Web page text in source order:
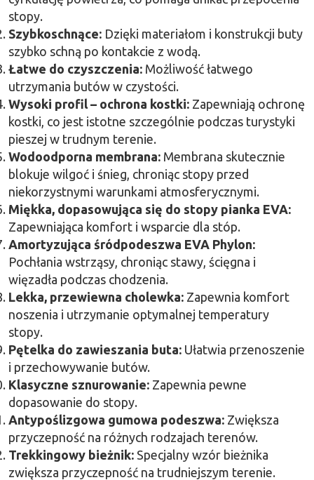
stopy.
Szybkoschnące: Dzięki materiałom i konstrukcji buty
szybko schną po kontakcie z wodą.
Łatwe do czyszczenia: Możliwość łatwego
utrzymania butów w czystości.
Wysoki profil – ochrona kostki: Zapewniają ochronę
kostki, co jest istotne szczególnie podczas turystyki
pieszej w trudnym terenie.
Wodoodporna membrana: Membrana skutecznie
blokuje wilgoć i śnieg, chroniąc stopy przed
niekorzystnymi warunkami atmosferycznymi.
Miękka, dopasowująca się do stopy pianka EVA:
Zapewniająca komfort i wsparcie dla stóp.
Amortyzująca śródpodeszwa EVA Phylon:
Pochłania wstrząsy, chroniąc stawy, ścięgna i
więzadła podczas chodzenia.
Lekka, przewiewna cholewka: Zapewnia komfort
noszenia i utrzymanie optymalnej temperatury
stopy.
Pętelka do zawieszania buta: Ułatwia przenoszenie
i przechowywanie butów.
Klasyczne sznurowanie: Zapewnia pewne
dopasowanie do stopy.
Antypoślizgowa gumowa podeszwa: Zwiększa
przyczepność na różnych rodzajach terenów.
Trekkingowy bieżnik: Specjalny wzór bieżnika
zwiększa przyczepność na trudniejszym terenie.